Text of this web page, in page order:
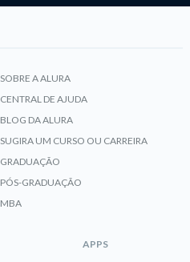
SOBRE A ALURA
CENTRAL DE AJUDA
BLOG DA ALURA
SUGIRA UM CURSO OU CARREIRA
GRADUAÇÃO
PÓS-GRADUAÇÃO
MBA
APPS